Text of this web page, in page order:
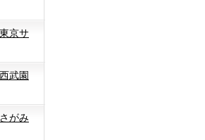
京サ
武園
がみ